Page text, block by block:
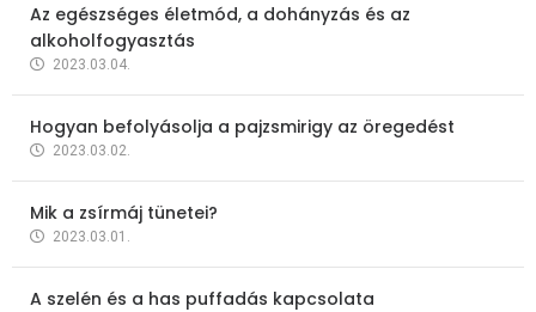
Az egészséges életmód, a dohányzás és az
alkoholfogyasztás
2023.03.04.
Hogyan befolyásolja a pajzsmirigy az öregedést
2023.03.02.
Mik a zsírmáj tünetei?
2023.03.01.
A szelén és a has puffadás kapcsolata